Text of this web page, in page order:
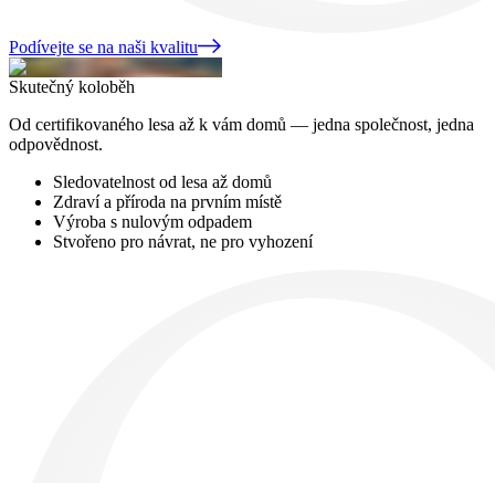
Podívejte se na naši kvalitu
Skutečný koloběh
Od certifikovaného lesa až k vám domů — jedna společnost, jedna
odpovědnost.
Sledovatelnost od lesa až domů
Zdraví a příroda na prvním místě
Výroba s nulovým odpadem
Stvořeno pro návrat, ne pro vyhození